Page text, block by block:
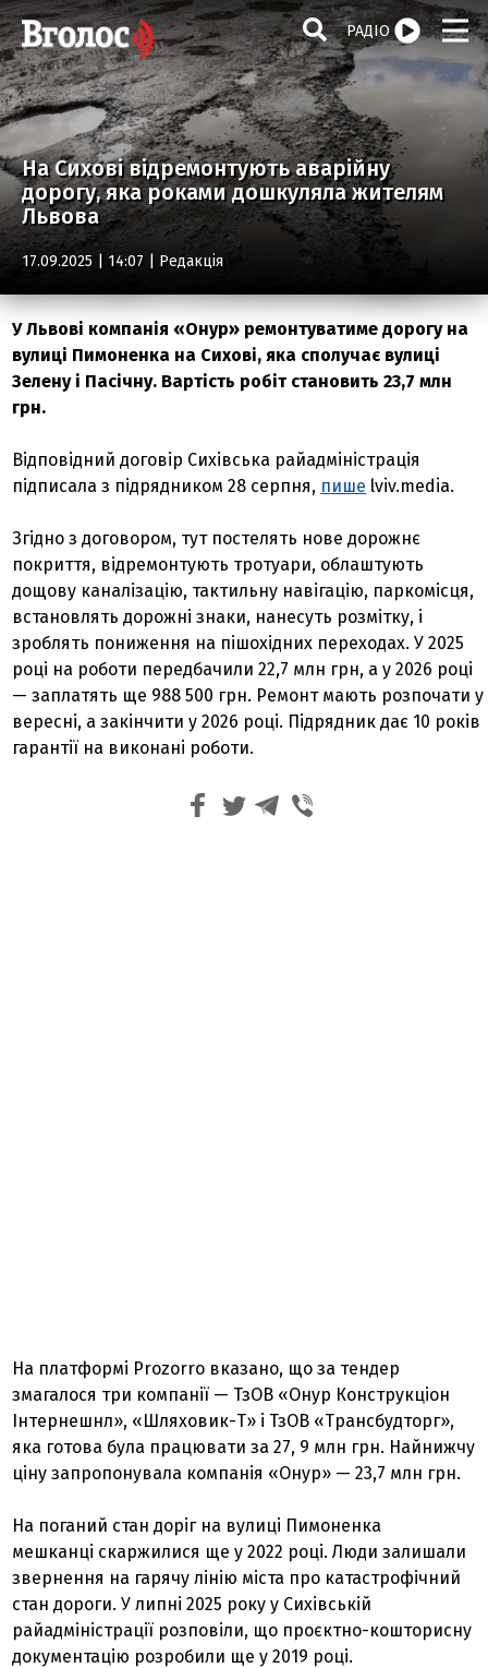
РАДІО
На Сихові відремонтують аварійну
дорогу, яка роками дошкуляла жителям
Львова
17.09.2025 | 14:07 | Редакція
У Львові компанія «Онур» ремонтуватиме дорогу на
вулиці Пимоненка на Сихові, яка сполучає вулиці
Зелену і Пасічну. Вартість робіт становить 23,7 млн
грн.
Відповідний договір Сихівська райадміністрація
підписала з підрядником 28 серпня, пише lviv.media.
Згідно з договором, тут постелять нове дорожнє
покриття, відремонтують тротуари, облаштують
дощову каналізацію, тактильну навігацію, паркомісця,
встановлять дорожні знаки, нанесуть розмітку, і
зроблять пониження на пішохідних переходах. У 2025
році на роботи передбачили 22,7 млн грн, а у 2026 році
— заплатять ще 988 500 грн. Ремонт мають розпочати у
вересні, а закінчити у 2026 році. Підрядник дає 10 років
гарантії на виконані роботи.
На платформі Prozorro вказано, що за тендер
змагалося три компанії — ТзОВ «Онур Конструкціон
Інтернешнл», «Шляховик-Т» і ТзОВ «Трансбудторг»,
яка готова була працювати за 27, 9 млн грн. Найнижчу
ціну запропонувала компанія «Онур» — 23,7 млн грн.
На поганий стан доріг на вулиці Пимоненка
мешканці скаржилися ще у 2022 році. Люди залишали
звернення на гарячу лінію міста про катастрофічний
стан дороги. У липні 2025 року у Сихівській
райадміністрації розповіли, що проєктно-кошторисну
документацію розробили ще у 2019 році.